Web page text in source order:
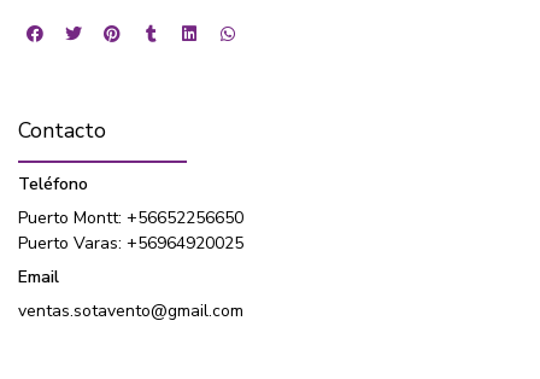
Contacto
Teléfono
Puerto Montt: +56652256650
Puerto Varas: +56964920025
Email
ventas.sotavento@gmail.com